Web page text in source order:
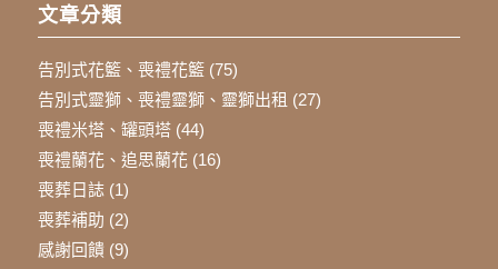
文章分類
告別式花籃、喪禮花籃(75)
告別式靈獅、喪禮靈獅、靈獅出租 (27)
喪禮米塔、罐頭塔(44)
喪禮蘭花、追思蘭花(16)
喪葬日誌(1)
喪葬補助 (2)
感謝回饋(9)